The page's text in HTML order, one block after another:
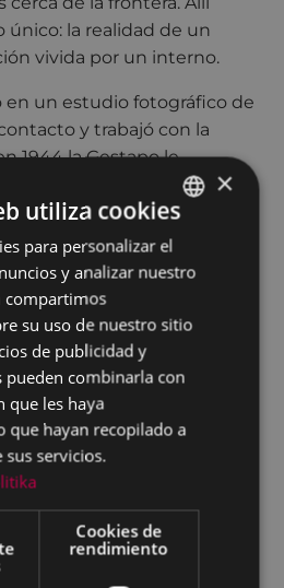
la realidad de un
vivida por un interno.
en un estudio fotográfico de
y trabajó con la
1944 la Gestapo le
trayendo solo una parte
de la colección fue
de Carcassone. En 1946
franquistas y es
y depurado. En
actividad a partir de
industrial y publicitaria.
las fotografías y
en Francia dedicándose el
organizar el archivo en su
En 1978 la Asociación de
y en 1984 recibió el
Plásticas.
BASQUE
SPANISH
×
utiliza cookies
para personalizar el
y analizar nuestro
compartimos
su uso de nuestro sitio
de publicidad y
pueden combinarla con
que les haya
que hayan recopilado a
servicios.
Cookies de
rendimiento